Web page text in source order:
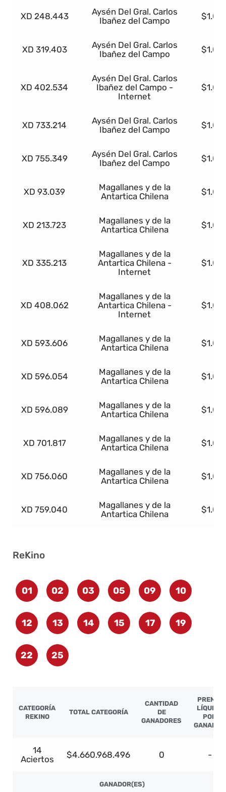
XD 248.443
Aysén Del Gral. Carlos
Ibañez del Campo
XD 319.403
Aysén Del Gral. Carlos
Ibañez del Campo
XD 402.534
Aysén Del Gral. Carlos
Ibañez del Campo -
Internet
XD 733.214
Aysén Del Gral. Carlos
Ibañez del Campo
XD 755.349
Aysén Del Gral. Carlos
Ibañez del Campo
XD 93.039
Magallanes y de la
Antartica Chilena
XD 213.723
Magallanes y de la
Antartica Chilena
XD 335.213
Magallanes y de la
Antartica Chilena -
Internet
XD 408.062
Magallanes y de la
Antartica Chilena -
Internet
XD 593.606
Magallanes y de la
Antartica Chilena
XD 596.054
Magallanes y de la
Antartica Chilena
XD 596.089
Magallanes y de la
Antartica Chilena
XD 701.817
Magallanes y de la
Antartica Chilena
XD 756.060
Magallanes y de la
Antartica Chilena
XD 759.040
Magallanes y de la
Antartica Chilena
ReKino
01 02 03 05 09 10
12 13 14 15 17 19
22 25
CATEGORÍA
REKINO
TOTAL CATEGORÍA
CANTIDAD
DE
GANADORES
PREMIO
LÍQUIDO
POR
GANADOR
14
Aciertos
$4.660.968.496 0 -
GANADOR(ES)